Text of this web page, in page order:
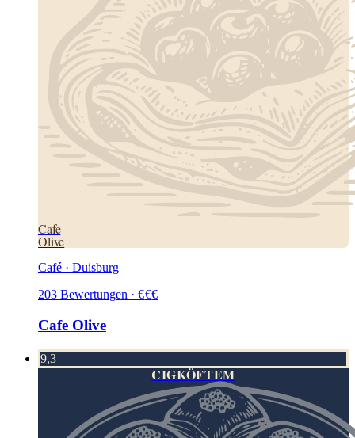
Cafe
Olive
Café · Duisburg
203 Bewertungen · €€€
Cafe Olive
9,3
CIGKÖFTEM